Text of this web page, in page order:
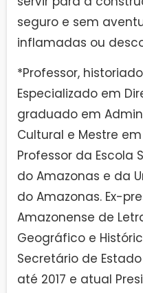
seguro e sem
inflamadas ou
*Professor,
Especializado em
graduado em
Cultural e Mestre
Professor da Escola
do Amazonas e da
do Amazonas. Ex-
Amazonense de
Geográfico e
Secretário de
até 2017 e atual